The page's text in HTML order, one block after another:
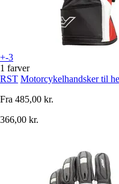
+-3
1 farver
RST Motorcykelhandsker til
Fra 485,00 kr.
366,00 kr.